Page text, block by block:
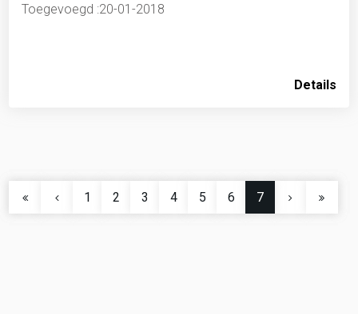
Toegevoegd :20-01-2018
Details
1 2 3 4 5 6 7